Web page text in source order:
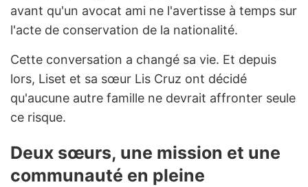
avant qu'un avocat ami ne l'avertisse à temps sur
l'acte de conservation de la nationalité.
Cette conversation a changé sa vie. Et depuis
lors, Liset et sa sœur Lis Cruz ont décidé
qu'aucune autre famille ne devrait affronter seule
ce risque.
Deux sœurs, une mission et une
communauté en pleine